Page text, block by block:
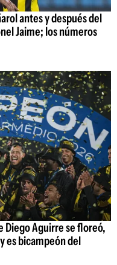
antes y después del
Jaime; los números
Diego Aguirre se floreó,
es bicampeón del